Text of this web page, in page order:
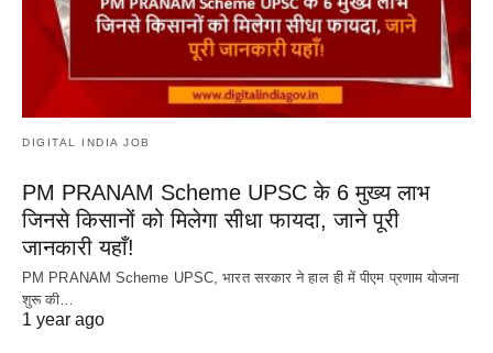
DIGITAL INDIA JOB
PM PRANAM Scheme UPSC के 6 मुख्य लाभ
जिनसे किसानों को मिलेगा सीधा फायदा, जाने पूरी
जानकारी यहाँ!
PM PRANAM Scheme UPSC, भारत सरकार ने हाल ही में पीएम प्रणाम योजना
शुरू की…
1 year ago